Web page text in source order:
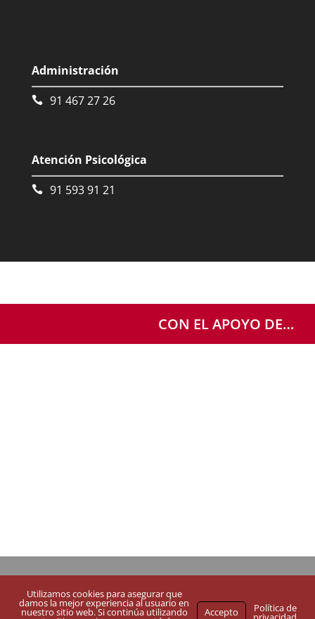
Administración
91 467 27 26
Atención Psicológica
91 593 91 21
CON EL APOYO DE…
©Asociación Realidades–Creative Commons BY SA NC–
Utilizamos cookies para asegurar que
damos la mejor experiencia al usuario en
nuestro sitio web. Si continúa utilizando Accepto Política de